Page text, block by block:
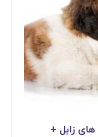
زابل +